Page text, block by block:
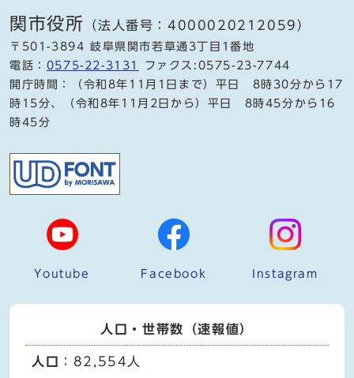
関市役所 （法人番号：4000020212059）
〒501-3894 岐阜県関市若草通3丁目1番地
電話： 0575-22-3131
ファクス:0575-23-7744
開庁時間：（令和8年11月1日まで）平日 8時30分から17
時15分、（令和8年11月2日から）平日 8時45分から16
時45分
Youtube Facebook Instagram
人口・世帯数（速報値）
人口 ：82,554人